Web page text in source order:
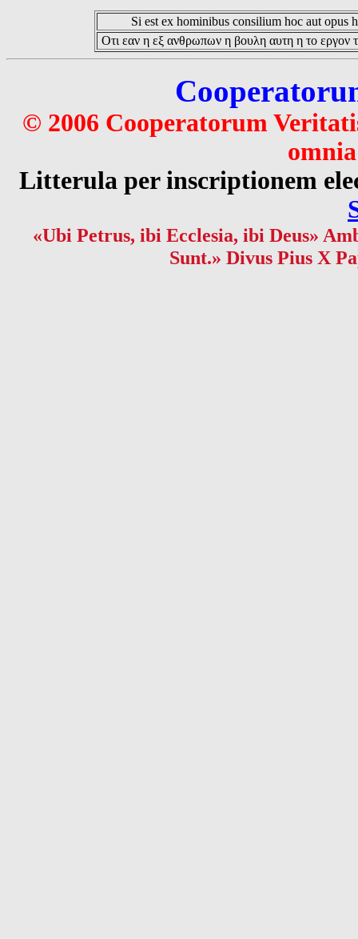
Si est ex hominibus consilium hoc aut opus
Οτι εαν η εξ ανθρωπων η βουλη αυτη η το εργον
© 2006 Cooperatorum
Litterula per inscriptionem
«Ubi Petrus, ibi Ecclesia, ibi Deus»
Sunt.» Divus Pius X